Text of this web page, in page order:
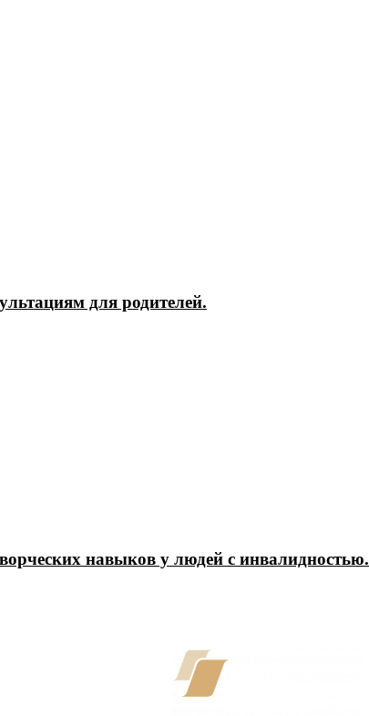
для родителей.
навыков у людей с инвалидностью.